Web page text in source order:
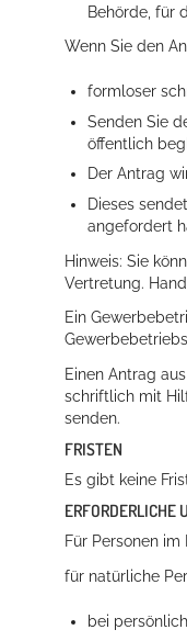
Erleben in Hockenheim
mehr dazu...
Behörde, für
Wenn Sie den
formloser
Senden Sie
öffentlich
Der Antrag
Dieses
angefordert
Hinweis: Sie
Vertretung.
Ein
Einen Antrag
schriftlich mit
senden.
FRISTEN
Es gibt keine
ERFORDERLICHE
Für Personen im
für natürliche
bei